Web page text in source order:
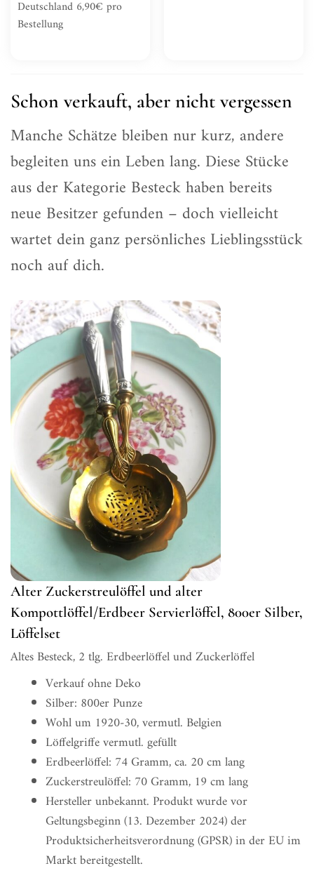
Deutschland 6,90€ pro
Bestellung
Schon verkauft, aber nicht vergessen
Manche Schätze bleiben nur kurz, andere
begleiten uns ein Leben lang. Diese Stücke
aus der Kategorie Besteck haben bereits
neue Besitzer gefunden – doch vielleicht
wartet dein ganz persönliches Lieblingsstück
noch auf dich.
Alter Zuckerstreulöffel und alter
Kompottlöffel/Erdbeer Servierlöffel, 800er Silber,
Löffelset
Altes Besteck, 2 tlg. Erdbeerlöffel und Zuckerlöffel
Verkauf ohne Deko
Silber: 800er Punze
Wohl um 1920-30, vermutl. Belgien
Löffelgriffe vermutl. gefüllt
Erdbeerlöffel: 74 Gramm, ca. 20 cm lang
Zuckerstreulöffel: 70 Gramm, 19 cm lang
Hersteller unbekannt. Produkt wurde vor
Geltungsbeginn (13. Dezember 2024) der
Produktsicherheitsverordnung (GPSR) in der EU im
Markt bereitgestellt.